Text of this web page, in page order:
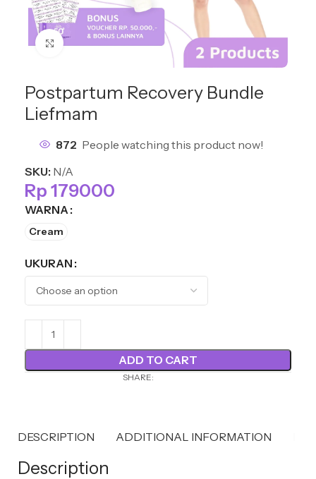
Click to enlarge
Postpartum Recovery Bundle
Liefmam
872 People watching this product now!
SKU: N/A
Rp 179000
WARNA
Cream
UKURAN
ADD TO CART
SHARE:
DESCRIPTION ADDITIONAL INFORMATION
Description